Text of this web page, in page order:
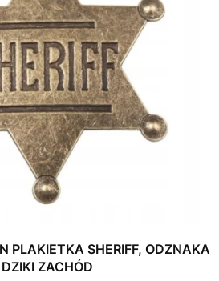
PLAKIETKA SHERIFF, ODZNAKA
ZACHÓD